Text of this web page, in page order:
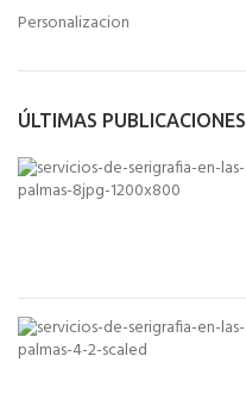
Personalizacion
ÚLTIMAS PUBLICACIONES